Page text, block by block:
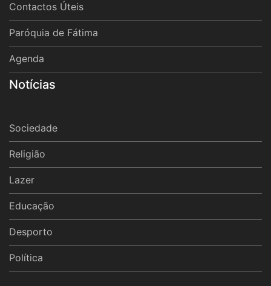
Contactos Úteis
Paróquia de Fátima
Agenda
Notícias
Sociedade
Religião
Lazer
Educação
Desporto
Política